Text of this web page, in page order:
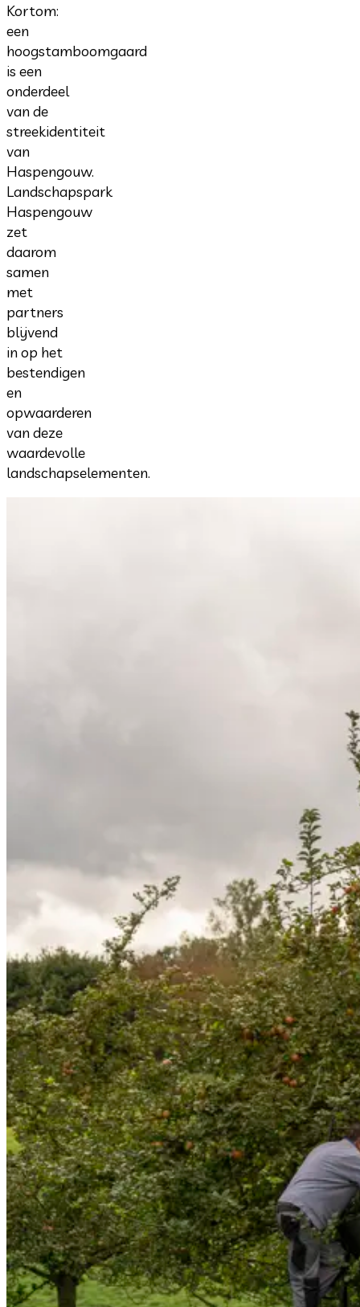
Kortom:
een
hoogstamboomgaard
is een
onderdeel
van de
streekidentiteit
van
Haspengouw.
Landschapspark
Haspengouw
zet
daarom
samen
met
partners
blijvend
in op het
bestendigen
en
opwaarderen
van deze
waardevolle
landschapselementen.